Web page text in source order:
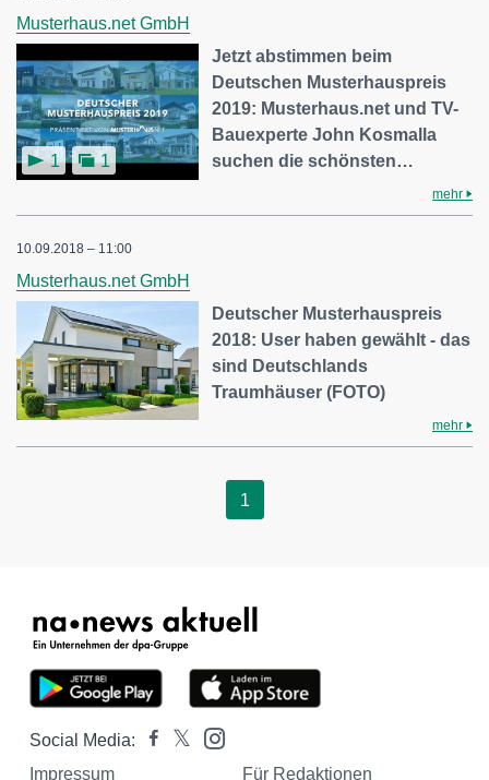
Musterhaus.net GmbH
1 1
Jetzt abstimmen beim
Deutschen Musterhauspreis
2019: Musterhaus.net und TV-
Bauexperte John Kosmalla
suchen die schönsten…
mehr
10.09.2018 – 11:00
Musterhaus.net GmbH
Deutscher Musterhauspreis
2018: User haben gewählt - das
sind Deutschlands
Traumhäuser (FOTO)
mehr
1
Social Media:
Impressum
Für Redaktionen